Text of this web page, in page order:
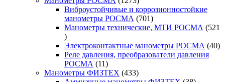
товара
Виброустойчивые и коррозионностойкие
манометры РОСМА
701701
товар
Манометры технические, МТИ РОСМА
521
521
товар
Электроконтактные манометры РОСМА 4040
Реле давления, преобразователи давления
РОСМА
1111
товаров
Манометры ФИЗТЕХ 433433